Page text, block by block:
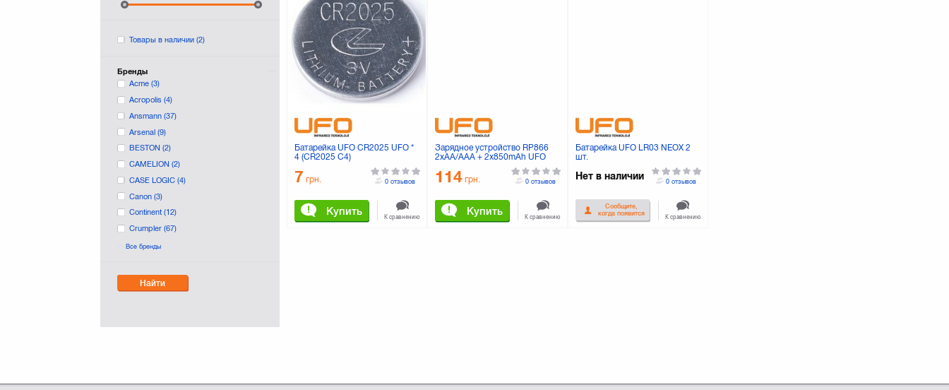
Товары в наличии(2)
Бренды
Acme(3)
Acropolis(4)
Ansmann(37)
Arsenal(9)
BESTON(2)
CAMELION(2)
CASE LOGIC(4)
Canon(3)
Continent(12)
Crumpler(67)
D-LEX(8)
DURACELL(41)
Digi-Optic(1)
Все бренды
Найти
Батарейка UFO CR2025 UFO *
4 (CR2025 C4)
7 грн.
Купить
0 отзывов
К сравнению
Зарядное устройство RP866
2xAA/AAA + 2x850mAh UFO
(RP866 +2xHR AAA 850)
114 грн.
Купить
0 отзывов
К сравнению
Батарейка UFO LR03 NEOX 2
шт.
Нет в наличии
Сообщите,
когда появится
0 отзывов
К сравнению